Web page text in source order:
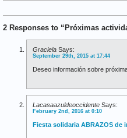
2 Responses to “Próximas
Graciela Says:
September 29th, 2015 at 17:44
Deseo información sobre
Lacasaazuldeoccidente Says:
February 2nd, 2016 at 0:10
Fiesta solidaria ABRAZOS de